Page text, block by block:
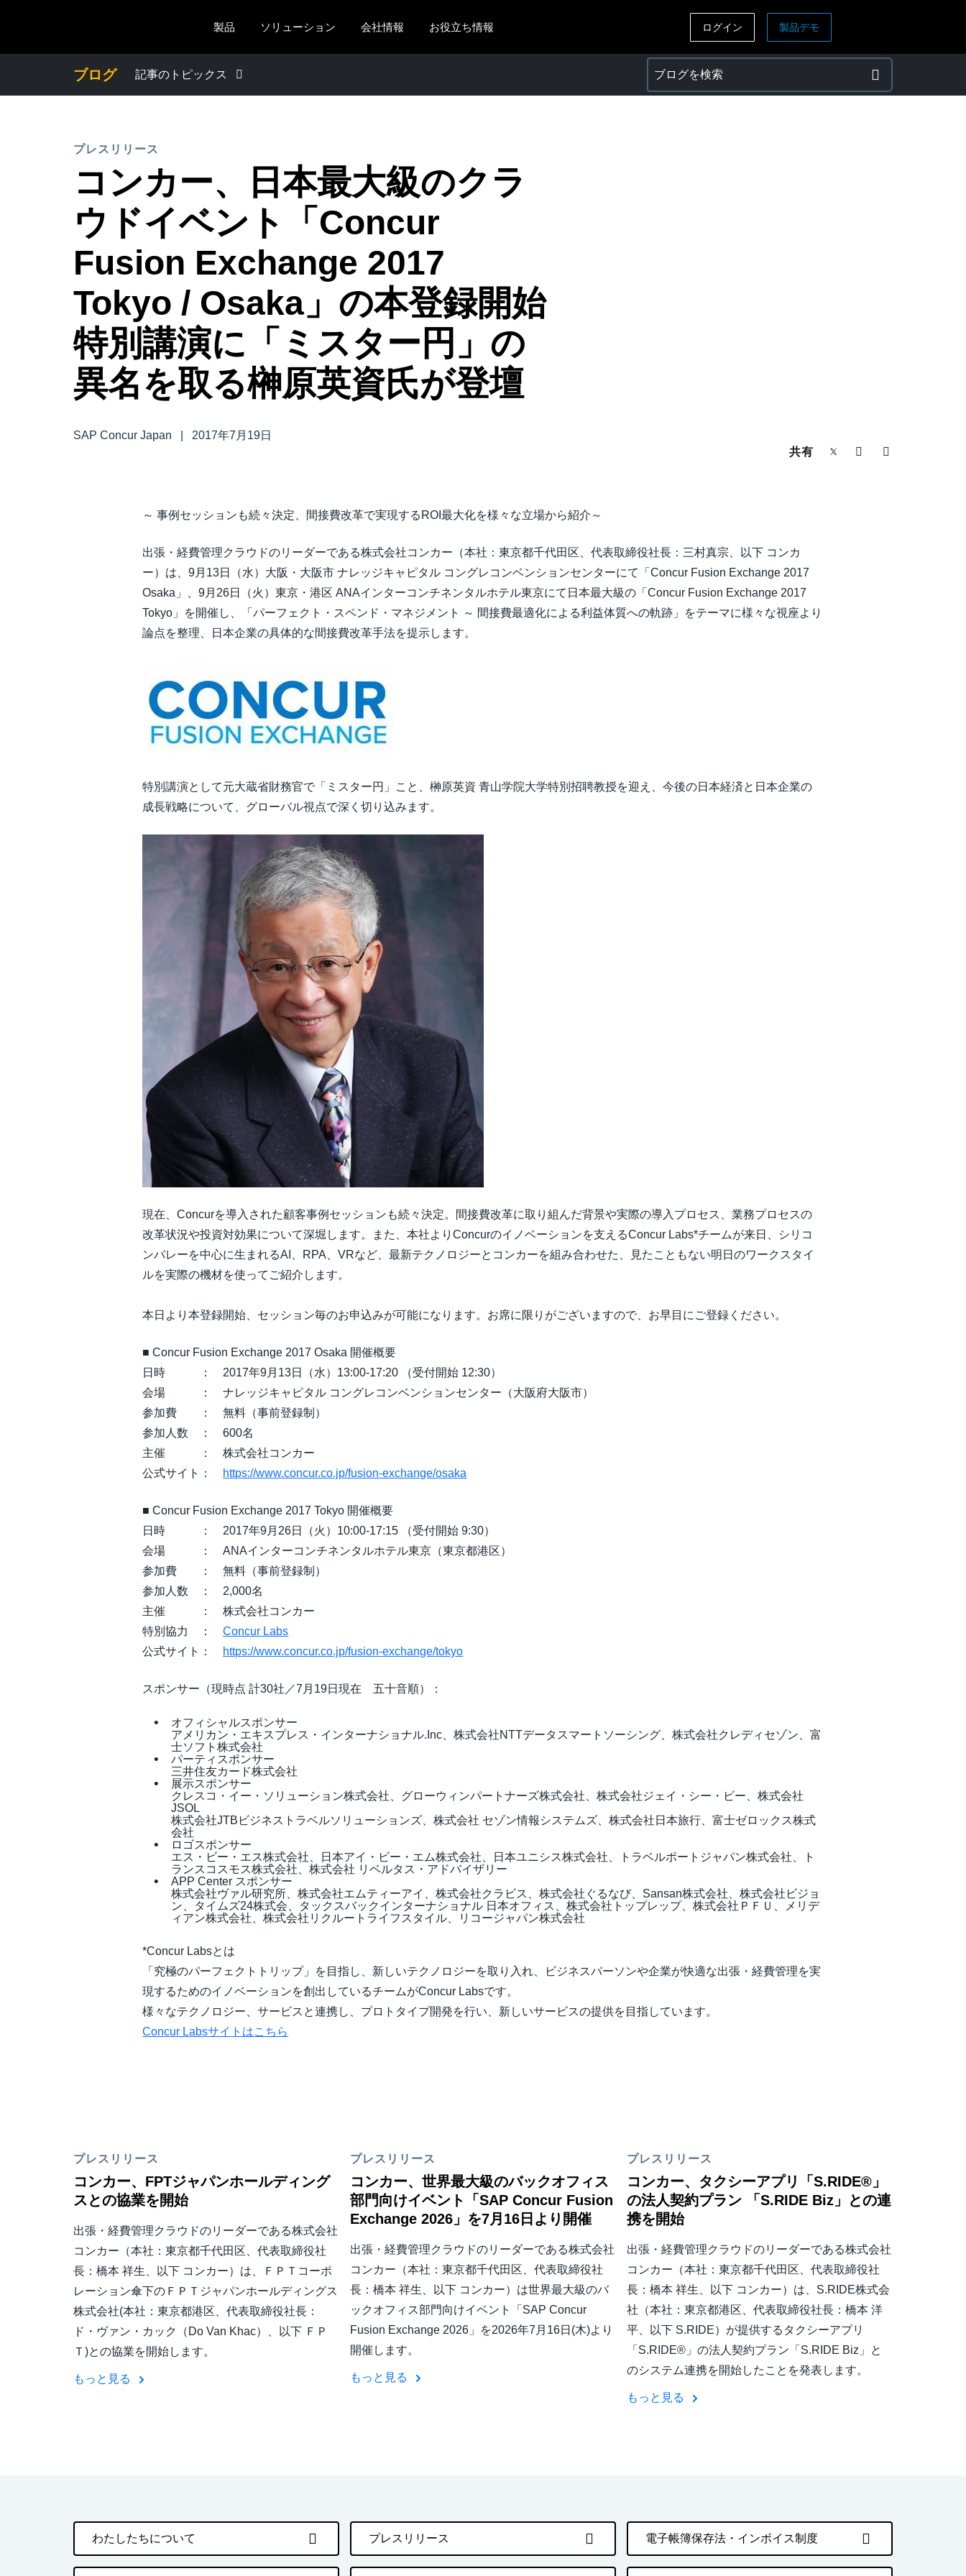
製品
ソリューション 会社情報 お役立ち情報
México (Español)
Brasil (Português)
Finland (English)
ASIA PACIFIC
ログイン 製品デモ
ブログ 記事のトピックス
電子帳簿保存法・インボイス制度
出張・経費管理トレンド
中堅・中小企業
製品情報
働きかた改革
自治体・公共機関・教育機関等
プレスリリース
コンカー、日本最大級のクラ
ウドイベント「Concur
Fusion Exchange 2017
Tokyo / Osaka」の本登録開始
特別講演に「ミスター円」の
異名を取る榊原英資氏が登壇
SAP Concur Japan
2017年7月19日
共有
～ 事例セッションも続々決定、間接費改革で実現するROI最大化を様々な立場から紹介～
出張・経費管理クラウドのリーダーである株式会社コンカー（本社：東京都千代田区、代表取締役社長：三村真宗、以下 コンカ
ー）は、9月13日（水）大阪・大阪市 ナレッジキャピタル コングレコンベンションセンターにて「Concur Fusion Exchange 2017
Osaka」、9月26日（火）東京・港区 ANAインターコンチネンタルホテル東京にて日本最大級の「Concur Fusion Exchange 2017
Tokyo」を開催し、「パーフェクト・スペンド・マネジメント ～ 間接費最適化による利益体質への軌跡」をテーマに様々な視座より
論点を整理、日本企業の具体的な間接費改革手法を提示します。
特別講演として元大蔵省財務官で「ミスター円」こと、榊原英資 青山学院大学特別招聘教授を迎え、今後の日本経済と日本企業の
成長戦略について、グローバル視点で深く切り込みます。
現在、Concurを導入された顧客事例セッションも続々決定。間接費改革に取り組んだ背景や実際の導入プロセス、業務プロセスの
改革状況や投資対効果について深堀します。また、本社よりConcurのイノベーションを支えるConcur Labs*チームが来日、シリコ
ンバレーを中心に生まれるAI、RPA、VRなど、最新テクノロジーとコンカーを組み合わせた、見たこともない明日のワークスタイ
ルを実際の機材を使ってご紹介します。
本日より本登録開始、セッション毎のお申込みが可能になります。お席に限りがございますので、お早目にご登録ください。
■ Concur Fusion Exchange 2017 Osaka 開催概要
日時 ： 2017年9月13日（水）13:00-17:20 （受付開始 12:30）
会場 ： ナレッジキャピタル コングレコンベンションセンター（大阪府大阪市）
参加費 ： 無料（事前登録制）
参加人数 ： 600名
主催 ： 株式会社コンカー
公式サイト：
https://www.concur.co.jp/fusion-exchange/osaka
■ Concur Fusion Exchange 2017 Tokyo 開催概要
日時 ： 2017年9月26日（火）10:00-17:15 （受付開始 9:30）
会場 ： ANAインターコンチネンタルホテル東京（東京都港区）
参加費 ： 無料（事前登録制）
参加人数 ： 2,000名
主催 ： 株式会社コンカー
特別協力 ：Concur Labs
公式サイト：
https://www.concur.co.jp/fusion-exchange/tokyo
スポンサー（現時点 計30社／7月19日現在 五十音順）：
オフィシャルスポンサー
アメリカン・エキスプレス・インターナショナル.Inc、株式会社NTTデータスマートソーシング、株式会社クレディセゾン、富
士ソフト株式会社
パーティスポンサー
三井住友カード株式会社
展示スポンサー
クレスコ・イー・ソリューション株式会社、グローウィンパートナーズ株式会社、株式会社ジェイ・シー・ビー、株式会社
JSOL
株式会社JTBビジネストラベルソリューションズ、株式会社 セゾン情報システムズ、株式会社日本旅行、富士ゼロックス株式
会社
ロゴスポンサー
エス・ビー・エス株式会社、日本アイ・ビー・エム株式会社、日本ユニシス株式会社、トラベルポートジャパン株式会社、ト
ランスコスモス株式会社、株式会社 リベルタス・アドバイザリー
APP Center スポンサー
株式会社ヴァル研究所、株式会社エムティーアイ、株式会社クラビス、株式会社ぐるなび、Sansan株式会社、株式会社ビジョ
ン、タイムズ24株式会、タックスバックインターナショナル 日本オフィス、株式会社トップレップ、株式会社ＰＦＵ、メリデ
ィアン株式会社、株式会社リクルートライフスタイル、リコージャパン株式会社
*Concur Labsとは
「究極のパーフェクトトリップ」を目指し、新しいテクノロジーを取り入れ、ビジネスパーソンや企業が快適な出張・経費管理を実
現するためのイノベーションを創出しているチームがConcur Labsです。
様々なテクノロジー、サービスと連携し、プロトタイプ開発を行い、新しいサービスの提供を目指しています。
Concur Labsサイトはこちら
プレスリリース
コンカー、FPTジャパンホールディング
スとの協業を開始
出張・経費管理クラウドのリーダーである株式会社
コンカー（本社：東京都千代田区、代表取締役社
長：橋本 祥生、以下 コンカー）は、ＦＰＴコーポ
レーション傘下のＦＰＴジャパンホールディングス
株式会社(本社：東京都港区、代表取締役社長：
ド・ヴァン・カック（Do Van Khac）、以下 ＦＰ
Ｔ)との協業を開始します。
もっと見る
プレスリリース
コンカー、世界最大級のバックオフィス
部門向けイベント「SAP Concur Fusion
Exchange 2026」を7月16日より開催
出張・経費管理クラウドのリーダーである株式会社
コンカー（本社：東京都千代田区、代表取締役社
長：橋本 祥生、以下 コンカー）は世界最大級のバ
ックオフィス部門向けイベント「SAP Concur
Fusion Exchange 2026」を2026年7月16日(木)より
開催します。
もっと見る
プレスリリース
コンカー、タクシーアプリ「S.RIDE®」
の法人契約プラン 「S.RIDE Biz」との連
携を開始
出張・経費管理クラウドのリーダーである株式会社
コンカー（本社：東京都千代田区、代表取締役社
長：橋本 祥生、以下 コンカー）は、S.RIDE株式会
社（本社：東京都港区、代表取締役社長：橋本 洋
平、以下 S.RIDE）が提供するタクシーアプリ
「S.RIDE®」の法人契約プラン「S.RIDE Biz」と
のシステム連携を開始したことを発表します。
もっと見る
わたしたちについて プレスリリース 電子帳簿保存法・インボイス制度